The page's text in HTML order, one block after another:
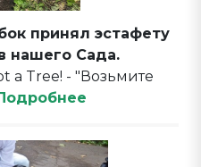
принял эстафету
нашего Сада.
a Tree! - "Возьмите